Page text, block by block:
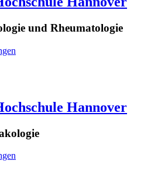
und Rheumatologie
Hannover